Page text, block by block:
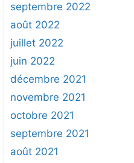
septembre 2022
août 2022
juillet 2022
juin 2022
décembre 2021
novembre 2021
octobre 2021
septembre 2021
août 2021